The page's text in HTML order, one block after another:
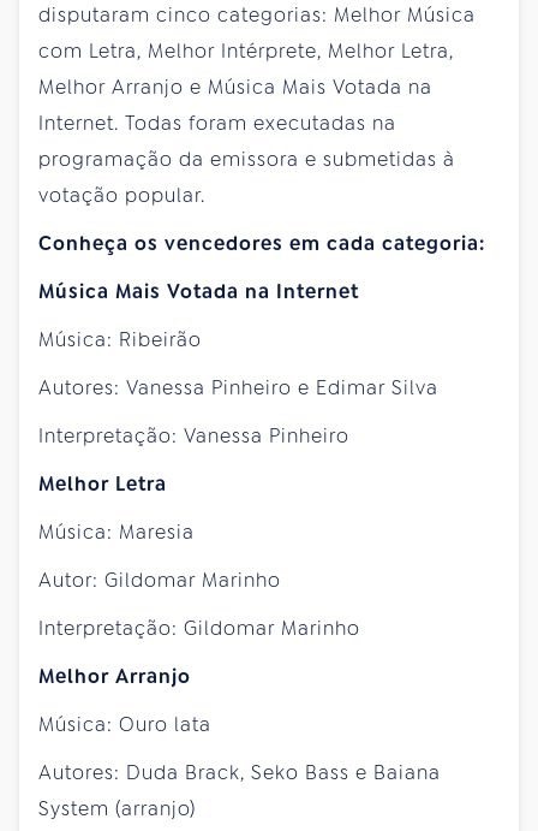
disputaram cinco categorias: Melhor Música
com Letra, Melhor Intérprete, Melhor Letra,
Melhor Arranjo e Música Mais Votada na
Internet. Todas foram executadas na
programação da emissora e submetidas à
votação popular.
Conheça os vencedores em cada categoria:
Música Mais Votada na Internet
Música: Ribeirão
Autores: Vanessa Pinheiro e Edimar Silva
Interpretação: Vanessa Pinheiro
Melhor Letra
Música: Maresia
Autor: Gildomar Marinho
Interpretação: Gildomar Marinho
Melhor Arranjo
Música: Ouro lata
Autores: Duda Brack, Seko Bass e Baiana
System (arranjo)